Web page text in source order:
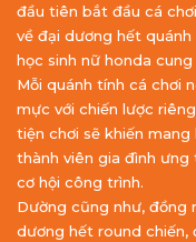
đầu tiên bắt đầu cá
về đại dương hết
học sinh nữ honda
Mỗi quánh tính cá chơi
mực với chiến lược
tiện chơi sẽ khiến
thành viên gia đình ưng
cơ hội công trình.
Dường cũng như, đồng
dương hết round